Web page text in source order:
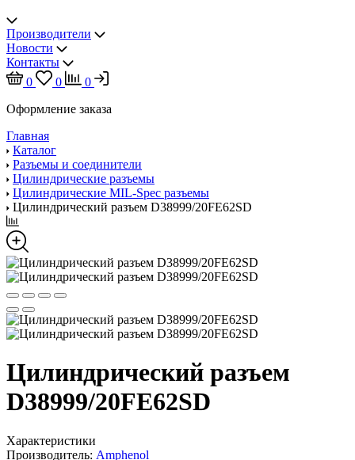
Производители
Новости
Контакты
0
0
0
Оформление заказа
Главная
Каталог
Разъемы и соединители
Цилиндрические разъемы
Цилиндрические MIL-Spec разъемы
Цилиндрический разъем D38999/20FE62SD
Цилиндрический разъем
D38999/20FE62SD
Характеристики
Производитель: Amphenol